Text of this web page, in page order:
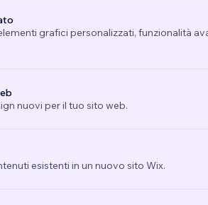
grafici personalizzati, funzionalità
nuovi per il tuo sito web.
esistenti in un nuovo sito Wix.